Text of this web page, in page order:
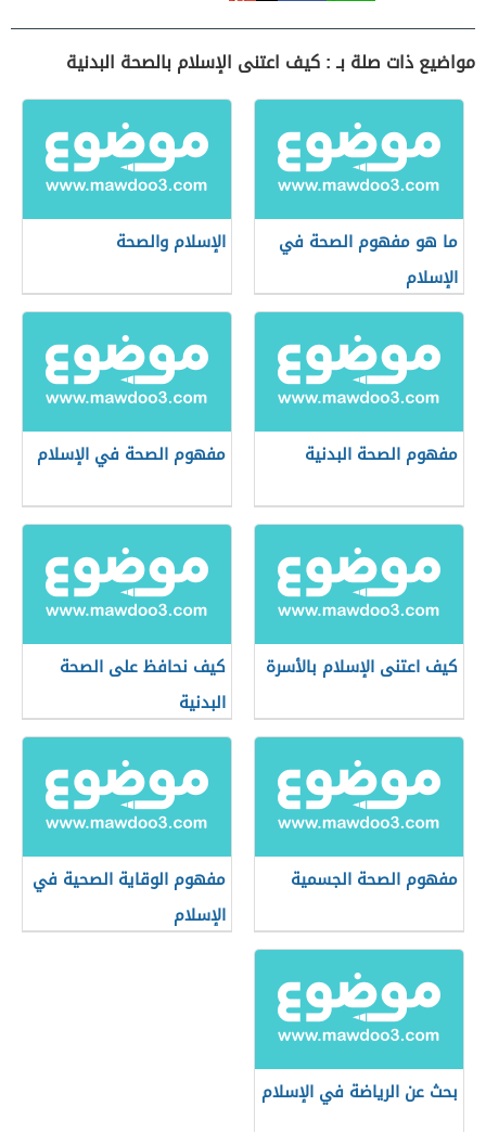
مواضيع ذات صلة بـ : كيف اعتنى الإسلام بالصحة البدنية
ما هو مفهوم الصحة في
الإسلام
الإسلام والصحة
مفهوم الصحة البدنية مفهوم الصحة في الإسلام
كيف اعتنى الإسلام بالأسرة
كيف نحافظ على الصحة
البدنية
مفهوم الصحة الجسمية
مفهوم الوقاية الصحية في
الإسلام
بحث عن الرياضة في الإسلام